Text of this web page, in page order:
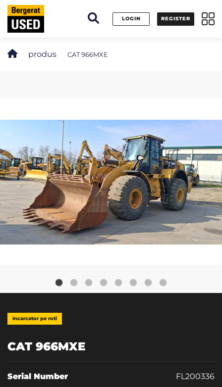
LOGIN REGISTER
produs CAT 966MXE
Incarcator pe roti
CAT 966MXE
Serial Number FL200336
Panoul de gestionare a panourilor cookie